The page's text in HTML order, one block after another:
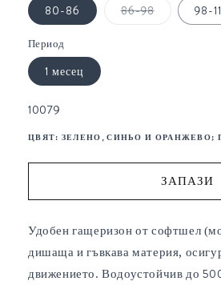
80-86 86-98Вариантът
98-
Период
1 месец
SKU:
10079
ЦВЯТ: ЗЕЛЕНО, СИНЬО И ОРАНЖЕВО;
ЗАПАЗИ
Удобен гащеризон от софтшел
дишаща и гъвкава материя,
движението. Водоустойчив до